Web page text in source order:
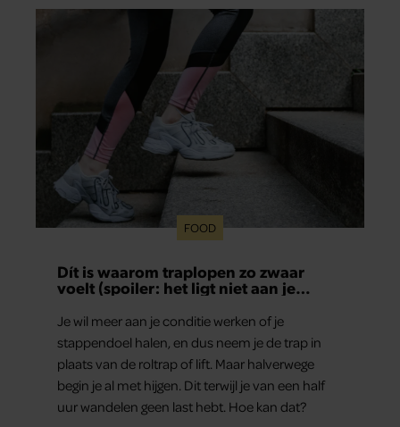
FOOD
Dít is waarom traplopen zo zwaar
voelt (spoiler: het ligt niet aan je
Je wil meer aan je conditie werken of je
stappendoel halen, en dus neem je de trap in
plaats van de roltrap of lift. Maar halverwege
begin je al met hijgen. Dit terwijl je van een half
uur wandelen geen last hebt. Hoe kan dat?